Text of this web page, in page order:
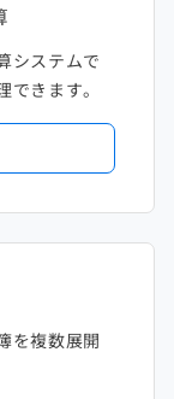
システムで
きます。
を複数展開